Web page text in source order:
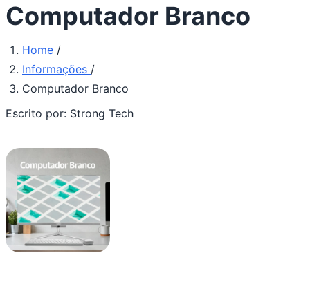
Computador Branco
Home /
Informações /
Computador Branco
Escrito por: Strong Tech